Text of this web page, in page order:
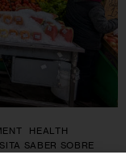
HEALTH
SABER SOBRE